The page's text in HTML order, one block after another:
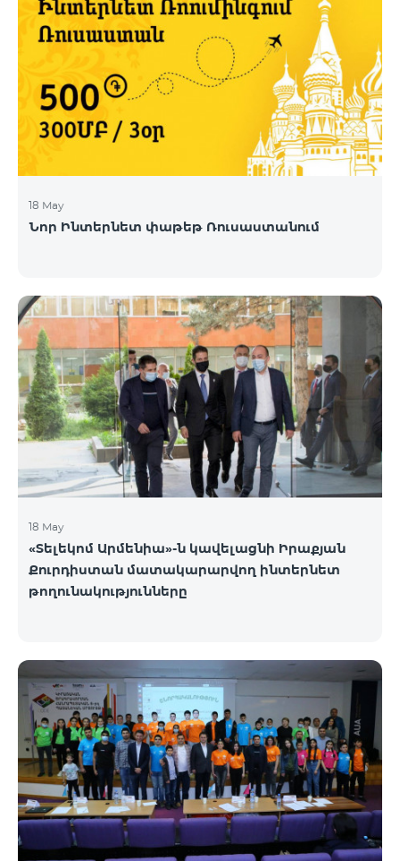
18 May
Նոր Ինտերնետ փաթեթ Ռուսաստանում
18 May
«Տելեկոմ Արմենիա»-ն կավելացնի Իրաքյան
Քուրդիստան մատակարարվող ինտերնետ
թողունակությունները